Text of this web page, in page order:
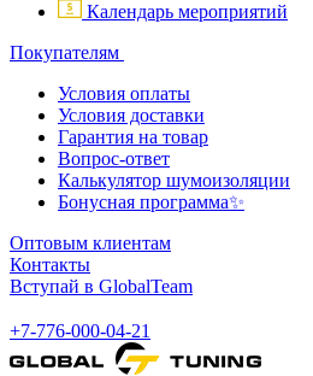
Календарь мероприятий
Покупателям
Условия оплаты
Условия доставки
Гарантия на товар
Вопрос-ответ
Калькулятор шумоизоляции
Бонусная программа✨
Оптовым клиентам
Контакты
Вступай в GlobalTeam
+7-776-000-04-21